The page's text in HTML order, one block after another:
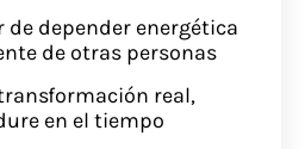
de depender energética
de otras personas
real,
en el tiempo